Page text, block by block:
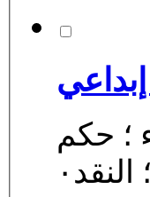
؛ حكم